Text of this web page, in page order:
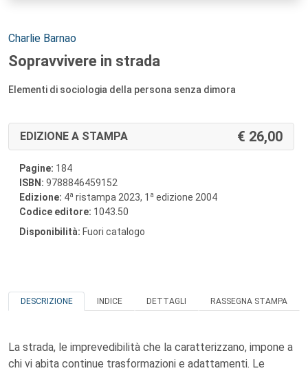
Autori:
Charlie Barnao
Sopravvivere in strada
Elementi di sociologia della persona senza dimora
EDIZIONE A STAMPA 26,00
Pagine: 184
ISBN: 9788846459152
Edizione: 4a ristampa 2023, 1 a edizione 2004
Codice editore: 1043.50
Disponibilità: Fuori catalogo
DESCRIZIONE INDICE DETTAGLI RASSEGNA STAMPA
La strada, le imprevedibilità che la caratterizzano, impone a
chi vi abita continue trasformazioni e adattamenti. Le